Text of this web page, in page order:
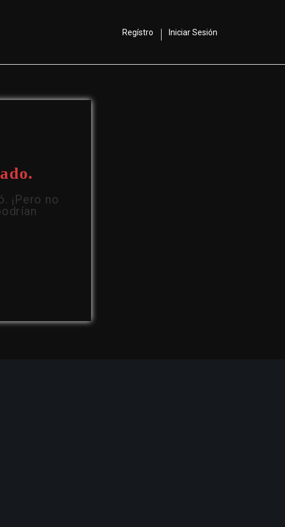
Regístro Iniciar Sesión
¡Pero no